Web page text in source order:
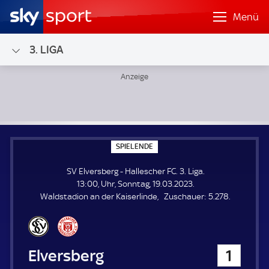
Menü
3. LIGA
SPIELENDE
P
E
L
E
N
SV Elversberg - Hallescher FC. 3. Liga.
13:00, Uhr, Sonntag, 19.03.2023.
Waldstadion an der Kaiserlinde
Zuschauer: Z
5.278.
SV Elversberg 1